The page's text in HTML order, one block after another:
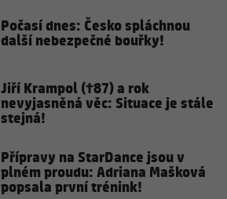
Počasí dnes: Česko spláchnou
další nebezpečné bouřky!
Jiří Krampol (†87) a rok
nevyjasněná věc: Situace je stále
stejná!
Přípravy na StarDance jsou v
plném proudu: Adriana Mašková
popsala první trénink!